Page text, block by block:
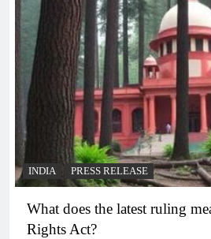
INDIA PRESS RELEASE
What does the latest ruling
Rights Act?